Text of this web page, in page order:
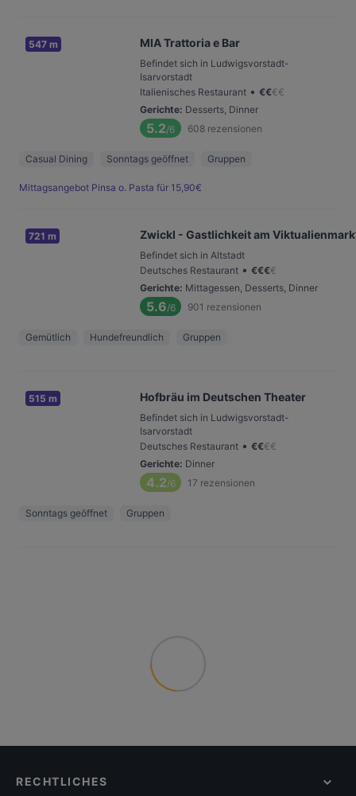
547 m MIA Trattoria e Bar
Befindet sich in Ludwigsvorstadt-
Isarvorstadt
Italienisches Restaurant • €€€€
Gerichte: Desserts, Dinner
5.2/6 608 rezensionen
Casual Dining Sonntags geöffnet Gruppen
Mittagsangebot Pinsa o. Pasta für 15,90€
721 m Zwickl - Gastlichkeit am
Befindet sich in Altstadt
Deutsches Restaurant • €€€€
Gerichte: Mittagessen, Desserts, Dinner
5.6/6 901 rezensionen
Gemütlich Hundefreundlich Gruppen
515 m Hofbräu im Deutschen Theater
Befindet sich in Ludwigsvorstadt-
Isarvorstadt
Deutsches Restaurant • €€€€
Gerichte: Dinner
4.2/6 17 rezensionen
Sonntags geöffnet Gruppen
RECHTLICHES